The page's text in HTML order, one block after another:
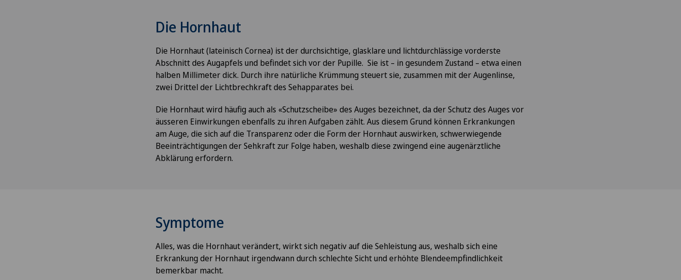
Die Hornhaut
Die Hornhaut (lateinisch Cornea) ist der durchsichtige, glasklare und lichtdurchlässige vorderste
Abschnitt des Augapfels und befindet sich vor der Pupille. Sie ist – in gesundem Zustand – etwa einen
halben Millimeter dick. Durch ihre natürliche Krümmung steuert sie, zusammen mit der Augenlinse,
zwei Drittel der Lichtbrechkraft des Sehapparates bei.
Die Hornhaut wird häufig auch als «Schutzscheibe» des Auges bezeichnet, da der Schutz des Auges vor
äusseren Einwirkungen ebenfalls zu ihren Aufgaben zählt. Aus diesem Grund können Erkrankungen
am Auge, die sich auf die Transparenz oder die Form der Hornhaut auswirken, schwerwiegende
Beeinträchtigungen der Sehkraft zur Folge haben, weshalb diese zwingend eine augenärztliche
Abklärung erfordern.
Symptome
Alles, was die Hornhaut verändert, wirkt sich negativ auf die Sehleistung aus, weshalb sich eine
Erkrankung der Hornhaut irgendwann durch schlechte Sicht und erhöhte Blendeempfindlichkeit
bemerkbar macht.